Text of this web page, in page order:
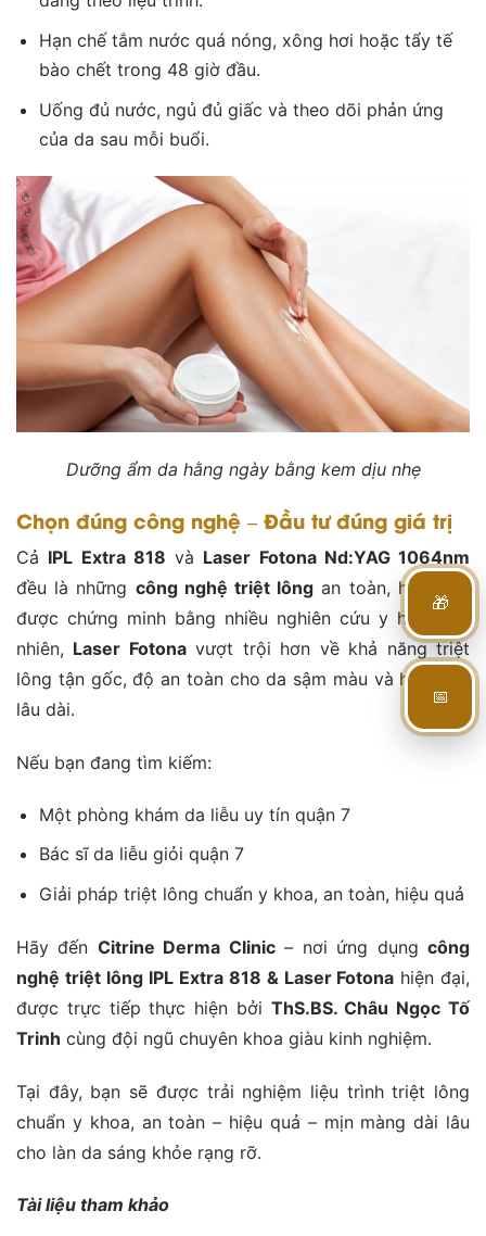
Hạn chế tắm nước quá nóng, xông hơi hoặc tẩy tế
bào chết trong 48 giờ đầu.
Uống đủ nước, ngủ đủ giấc và theo dõi phản ứng
của da sau mỗi buổi.
Dưỡng ẩm da hằng ngày bằng kem dịu nhẹ
Chọn đúng công nghệ – Đầu tư đúng giá trị
Cả IPL Extra 818 và Laser Fotona Nd:YAG 1064nm
đều là những công nghệ triệt lông an toàn, hiệu quả
được chứng minh bằng nhiều nghiên cứu y học. Tuy
nhiên, Laser Fotonavượt trội hơn về khả năng triệt
lông tận gốc, độ an toàn cho da sậm màu và hiệu quả
lâu dài.
Nếu bạn đang tìm kiếm:
Một phòng khám da liễu uy tín quận 7
Bác sĩ da liễu giỏi quận 7
Giải pháp triệt lông chuẩn y khoa, an toàn, hiệu quả
Hãy đến Citrine Derma Clinic– nơi ứng dụngcông
nghệ triệt lông IPL Extra 818 & Laser Fotona hiện đại,
được trực tiếp thực hiện bởi ThS.BS. Châu Ngọc Tố
Trinh cùng đội ngũ chuyên khoa giàu kinh nghiệm.
Tại đây, bạn sẽ được trải nghiệm liệu trình triệt lông
chuẩn y khoa, an toàn – hiệu quả – mịn màng dài lâu
cho làn da sáng khỏe rạng rỡ.
Tài liệu tham khảo
🎁
📅